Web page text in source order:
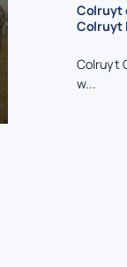
Colruyt
Colruyt
Colruyt
w...